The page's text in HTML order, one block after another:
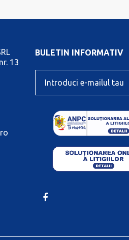
13
BULETIN INFORMATIV